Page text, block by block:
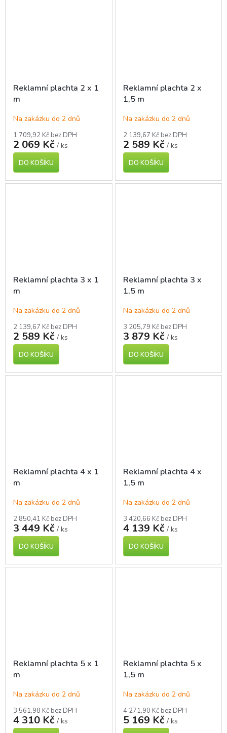
Reklamní plachta 2 x 1
m
Na zakázku do 2 dnů
1 709,92 Kč bez DPH
2 069 Kč / ks
DO KOŠÍKU
Reklamní plachta 2 x
1,5 m
Na zakázku do 2 dnů
2 139,67 Kč bez DPH
2 589 Kč / ks
DO KOŠÍKU
Reklamní plachta 3 x 1
m
Na zakázku do 2 dnů
2 139,67 Kč bez DPH
2 589 Kč / ks
DO KOŠÍKU
Reklamní plachta 3 x
1,5 m
Na zakázku do 2 dnů
3 205,79 Kč bez DPH
3 879 Kč / ks
DO KOŠÍKU
Reklamní plachta 4 x 1
m
Na zakázku do 2 dnů
2 850,41 Kč bez DPH
3 449 Kč / ks
DO KOŠÍKU
Reklamní plachta 4 x
1,5 m
Na zakázku do 2 dnů
3 420,66 Kč bez DPH
4 139 Kč / ks
DO KOŠÍKU
Reklamní plachta 5 x 1
m
Na zakázku do 2 dnů
3 561,98 Kč bez DPH
4 310 Kč / ks
Reklamní plachta 5 x
1,5 m
Na zakázku do 2 dnů
4 271,90 Kč bez DPH
5 169 Kč / ks